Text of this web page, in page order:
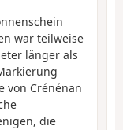
war teilweise
länger als
von Crénénan
die